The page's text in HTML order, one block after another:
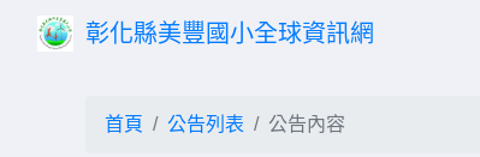
彰化縣美豐國小全球資訊網
首頁 公告列表 公告內容